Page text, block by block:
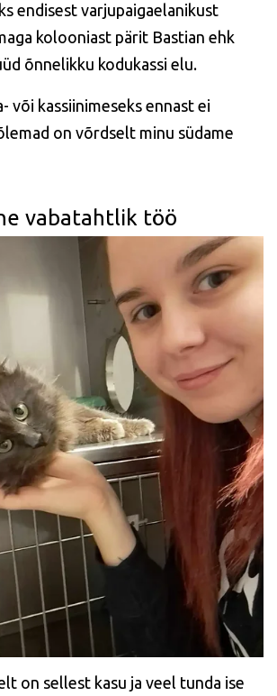
endisest varjupaigaelanikust
kolooniast pärit Bastian ehk
õnnelikku kodukassi elu.
või kassiinimeseks ennast ei
on võrdselt minu südame
vabatahtlik töö
on sellest kasu ja veel tunda ise